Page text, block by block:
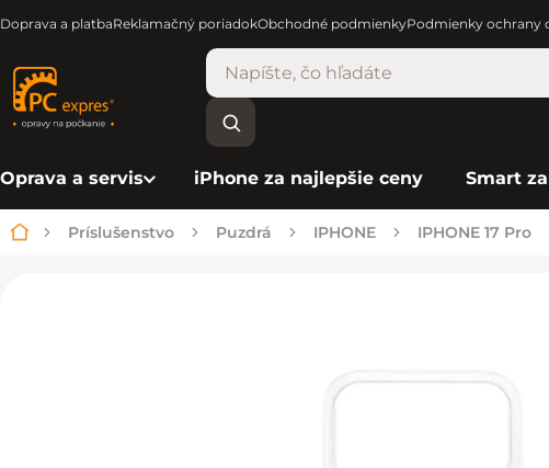
Doprava a platbaReklamačný poriadokObchodné podmienkyPodmienky ochrany
Oprava a servis iPhone za najlepšie ceny Smart
Domov
Príslušenstvo Puzdrá IPHONE IPHONE 17 Pro